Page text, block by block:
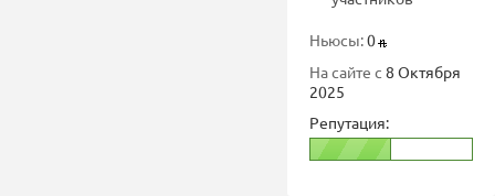
Ньюсы:0
На сайте с 8 Октября
2025
Репутация: